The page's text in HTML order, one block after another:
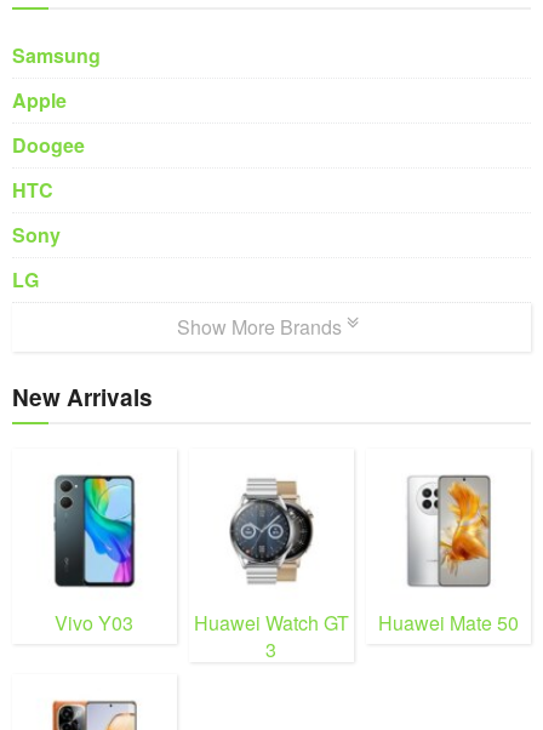
Samsung
Apple
Doogee
HTC
Sony
LG
Show More Brands
New Arrivals
Vivo Y03
Huawei Watch GT
3
Huawei Mate 50